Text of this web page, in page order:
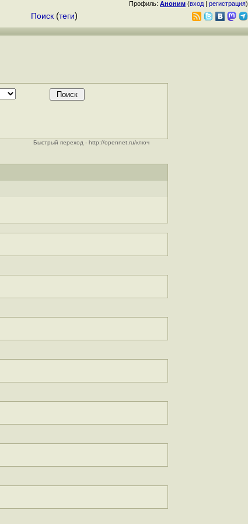
Профиль: Аноним (вход | регистрация)
Поиск (теги)
Быстрый переход - http://opennet.ru/ключ